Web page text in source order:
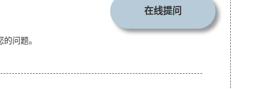
问题。
在线提问